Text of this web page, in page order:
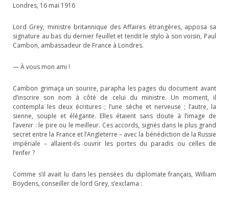
Londres, 16 mai 1916
Lord Grey, ministre britannique des Affaires étrangères, apposa sa
signature au bas du dernier feuillet et tendit le stylo à son voisin, Paul
Cambon, ambassadeur de France à Londres.
— À vous mon ami !
Cambon grimaça un sourire, parapha les pages du document avant
d’inscrire son nom à côté de celui du ministre. Un moment, il
contempla les deux écritures ; l’une sèche et nerveuse ; l’autre, la
sienne, souple et élégante. Elles étaient sans doute à l’image de
l’avenir : le pire ou le meilleur. Ces accords, signés dans le plus grand
secret entre la France et l’Angleterre – avec la bénédiction de la Russie
impériale – allaient-ils ouvrir les portes du paradis ou celles de
l’enfer ?
Comme s’il avait lu dans les pensées du diplomate français, William
Boydens, conseiller de lord Grey, s’exclama :